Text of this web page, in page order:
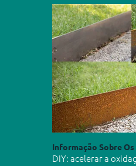
Informação Sobre
DIY: acelerar a